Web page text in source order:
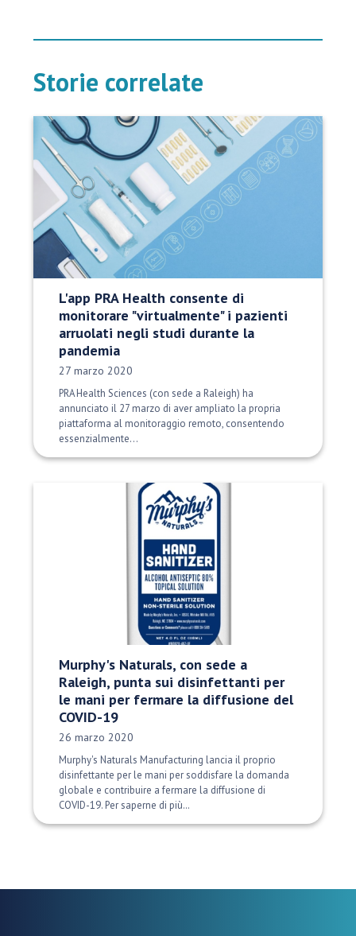
Storie correlate
L'app PRA Health consente di
monitorare "virtualmente" i pazienti
arruolati negli studi durante la
pandemia
Data di pubblicazione:
27 marzo 2020
PRA Health Sciences (con sede a Raleigh) ha
annunciato il 27 marzo di aver ampliato la propria
piattaforma al monitoraggio remoto, consentendo
essenzialmente...
Murphy's Naturals, con sede a
Raleigh, punta sui disinfettanti per
le mani per fermare la diffusione del
COVID-19
Data di pubblicazione:
26 marzo 2020
Murphy's Naturals Manufacturing lancia il proprio
disinfettante per le mani per soddisfare la domanda
globale e contribuire a fermare la diffusione di
COVID-19. Per saperne di più…